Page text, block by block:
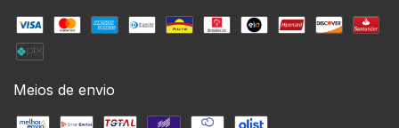
Meios de envio